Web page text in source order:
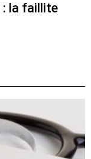
: la faillite